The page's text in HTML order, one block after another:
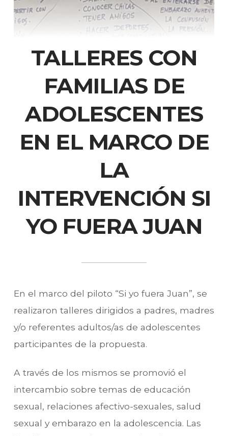
TALLERES CON
FAMILIAS DE
ADOLESCENTES
EN EL MARCO DE
LA
INTERVENCIÓN SI
YO FUERA JUAN
En el marco del piloto “Si yo fuera Juan”, se
realizaron talleres dirigidos a padres, madres
y/o referentes adultos/as de adolescentes
participantes de la propuesta.
A través de los mismos se promovió el
intercambio sobre temas de educación
sexual, relaciones afectivo-sexuales, salud
sexual y embarazo en la adolescencia. Las